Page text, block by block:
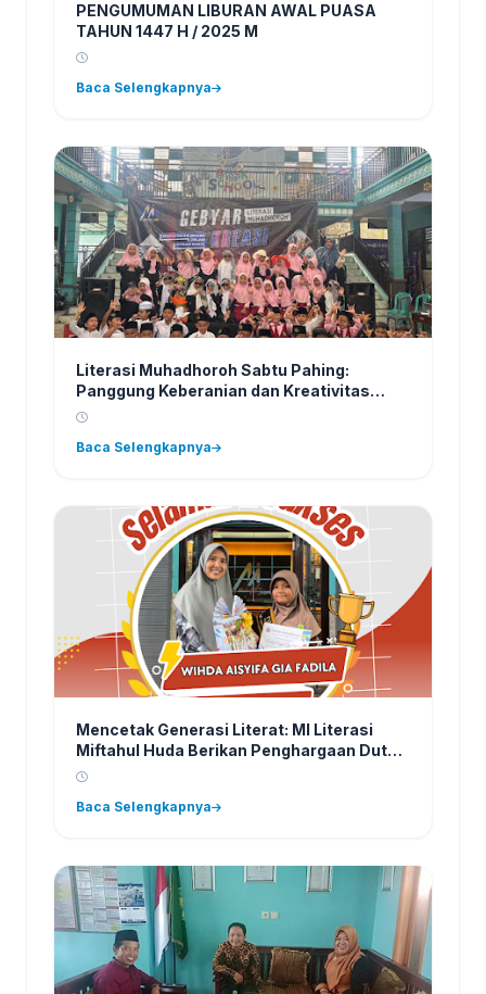
PENGUMUMAN LIBURAN AWAL PUASA
TAHUN 1447 H / 2025 M
Baca Selengkapnya
Literasi Muhadhoroh Sabtu Pahing:
Panggung Keberanian dan Kreativitas
Siswa MI Literasi Miftahul Huda
Baca Selengkapnya
Mencetak Generasi Literat: MI Literasi
Miftahul Huda Berikan Penghargaan Duta
Pustaka Periode Februari 2026
Baca Selengkapnya